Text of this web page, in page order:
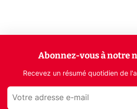
Abonnez-vous à notre
Recevez un résumé quotidien de